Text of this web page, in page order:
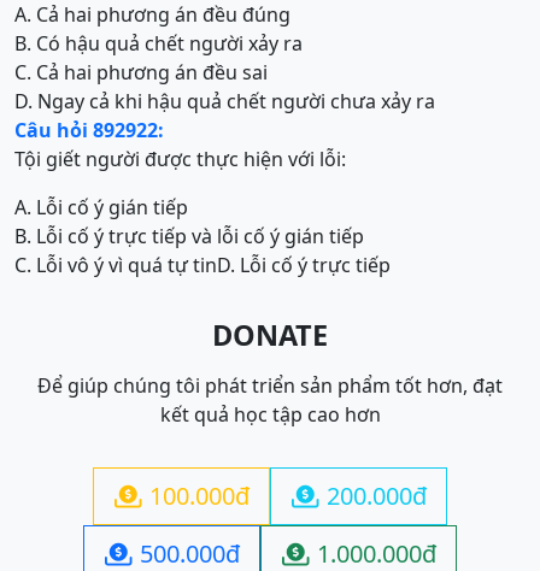
A. Cả hai phương án đều đúng
B. Có hậu quả chết người xảy ra
C. Cả hai phương án đều sai
D. Ngay cả khi hậu quả chết người chưa xảy ra
Câu hỏi 892922:
Tội giết người được thực hiện với lỗi:
A. Lỗi cố ý gián tiếp
B. Lỗi cố ý trực tiếp và lỗi cố ý gián tiếp
C. Lỗi vô ý vì quá tự tinD. Lỗi cố ý trực tiếp
DONATE
Để giúp chúng tôi phát triển sản phẩm tốt hơn, đạt
kết quả học tập cao hơn
 100.000đ  200.000đ
 500.000đ  1.000.000đ